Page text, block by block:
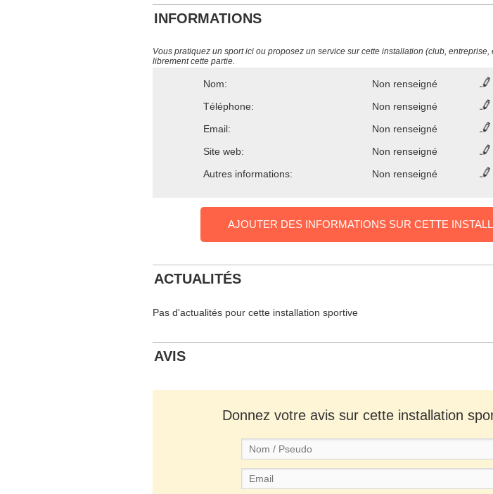
INFORMATIONS
Vous pratiquez un sport ici ou proposez un service sur cette installation (club, entreprise,
librement cette partie.
Nom:
Non renseigné
Téléphone:
Non renseigné
Email:
Non renseigné
Site web:
Non renseigné
Autres informations:
Non renseigné
AJOUTER DES INFORMATIONS SUR CETTE
ACTUALITÉS
Pas d'actualités pour cette installation sportive
AVIS
Donnez votre avis sur cette installation